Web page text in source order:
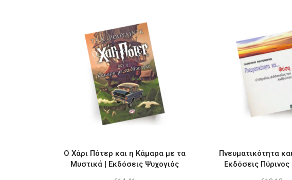
Ο Χάρι Πότερ και η Κάμαρα με τα
Μυστικά | Εκδόσεις Ψυχογιός
Πνευματικότητα
Εκδόσεις